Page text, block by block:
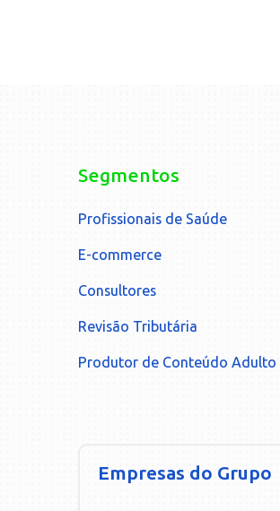
Segmentos
Profissionais de Saúde
E-commerce
Consultores
Revisão Tributária
Produtor de Conteúdo Adulto
Empresas do Grupo